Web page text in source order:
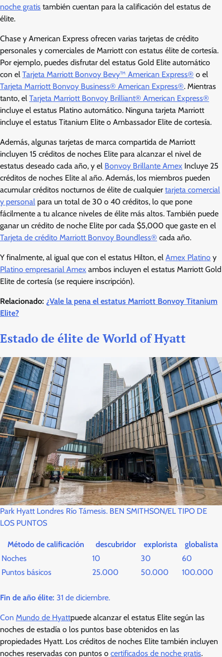
noche gratis también cuentan para la calificación del estatus de
élite.
Chase y American Express ofrecen varias tarjetas de crédito
personales y comerciales de Marriott con estatus élite de cortesía.
Por ejemplo, puedes disfrutar del estatus Gold Elite automático
con el Tarjeta Marriott Bonvoy Bevy™ American Express® o el
Tarjeta Marriott Bonvoy Business® American Express®. Mientras
tanto, el Tarjeta Marriott Bonvoy Brilliant® American Express®
incluye el estatus Platino automático. Ninguna tarjeta Marriott
incluye el estatus Titanium Elite o Ambassador Elite de cortesía.
Además, algunas tarjetas de marca compartida de Marriott
incluyen 15 créditos de noches Elite para alcanzar el nivel de
estatus deseado cada año, y el Bonvoy Brillante Amex Incluye 25
créditos de noches Elite al año. Además, los miembros pueden
acumular créditos nocturnos de élite de cualquier tarjeta comercial
y personal para un total de 30 o 40 créditos, lo que pone
fácilmente a tu alcance niveles de élite más altos. También puede
ganar un crédito de noche Elite por cada $5,000 que gaste en el
Tarjeta de crédito Marriott Bonvoy Boundless® cada año.
Y finalmente, al igual que con el estatus Hilton, el Amex Platino y
Platino empresarial Amex ambos incluyen el estatus Marriott Gold
Elite de cortesía (se requiere inscripción).
Relacionado: ¿Vale la pena el estatus Marriott Bonvoy Titanium
Elite?
Estado de élite de World of Hyatt
Park Hyatt Londres Río Támesis. BEN SMITHSON/EL TIPO DE
LOS PUNTOS
Método de calificación descubridor explorista
globalista
Noches
10 30
60
Puntos básicos
25.000 50.000 100.000
Fin de año élite: 31 de diciembre.
Con Mundo de Hyattpuede alcanzar el estatus Elite según las
noches de estadía o los puntos base obtenidos en las
propiedades Hyatt. Los créditos de noches Elite también incluyen
noches reservadas con puntos o certificados de noche gratis.